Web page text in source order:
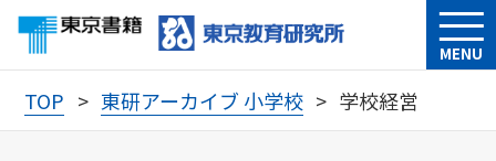
MENU
TOP 東研アーカイブ 小学校 学校経営